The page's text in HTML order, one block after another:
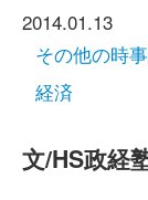
2014.01.13
その他の時
経済
文/HS政経